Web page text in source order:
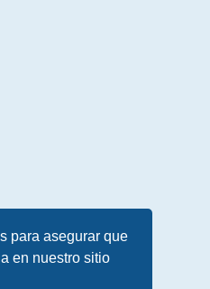
para asegurar que
en nuestro sitio